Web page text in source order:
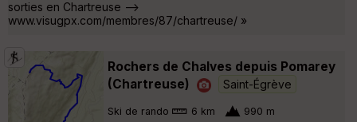
sorties en Chartreuse -->
www.visugpx.com/membres/87/chartreuse/ »
Rochers de Chalves depuis Pomarey
(Chartreuse)
Saint-Égrève
Ski de rando 6 km 990 m